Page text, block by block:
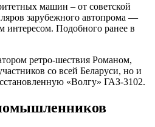
машин – от советской
зарубежного автопрома —
интересом. Подобного ранее в
ретро-шествия Романом,
со всей Беларуси, но и
«Волгу» ГАЗ-3102.